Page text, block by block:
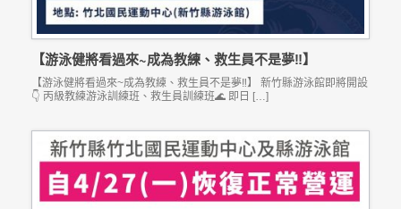
【游泳健將看過來~成為教練、救生員不是夢‼】
【游泳健將看過來~成為教練、救生員不是夢‼】 新竹縣游泳館即將開設
👇 丙級教練游泳訓練班、救生員訓練班🌊 即日 […]